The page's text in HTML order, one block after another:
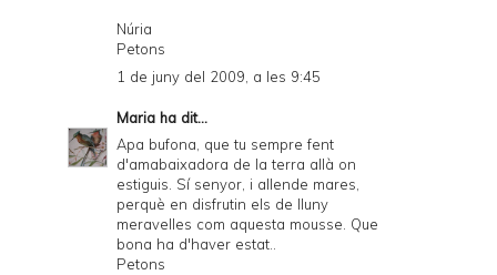
Núria
Petons
1 de juny del 2009, a les 9:45
Maria ha dit...
Apa bufona, que tu sempre fent
d'amabaixadora de la terra allà on
estiguis. Sí senyor, i allende mares,
perquè en disfrutin els de lluny
meravelles com aquesta mousse. Que
bona ha d'haver estat..
Petons